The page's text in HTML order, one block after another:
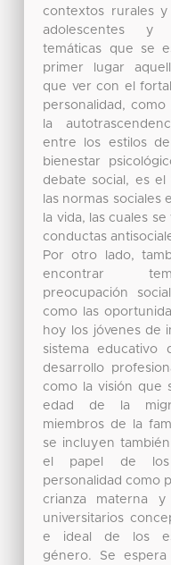
contextos rurales
adolescentes y
temáticas que se
primer lugar
que ver con el
personalidad, como
la
entre los estilos
bienestar
debate social, es el
las normas sociales
la vida, las cuales
conductas
Por otro lado,
encontrar
preocupación
como las
hoy los jóvenes de
sistema educativo
desarrollo
como la visión que
edad de la
miembros de la
se incluyen
el papel de los
personalidad como
crianza materna
universitarios
e ideal de los
género. Se